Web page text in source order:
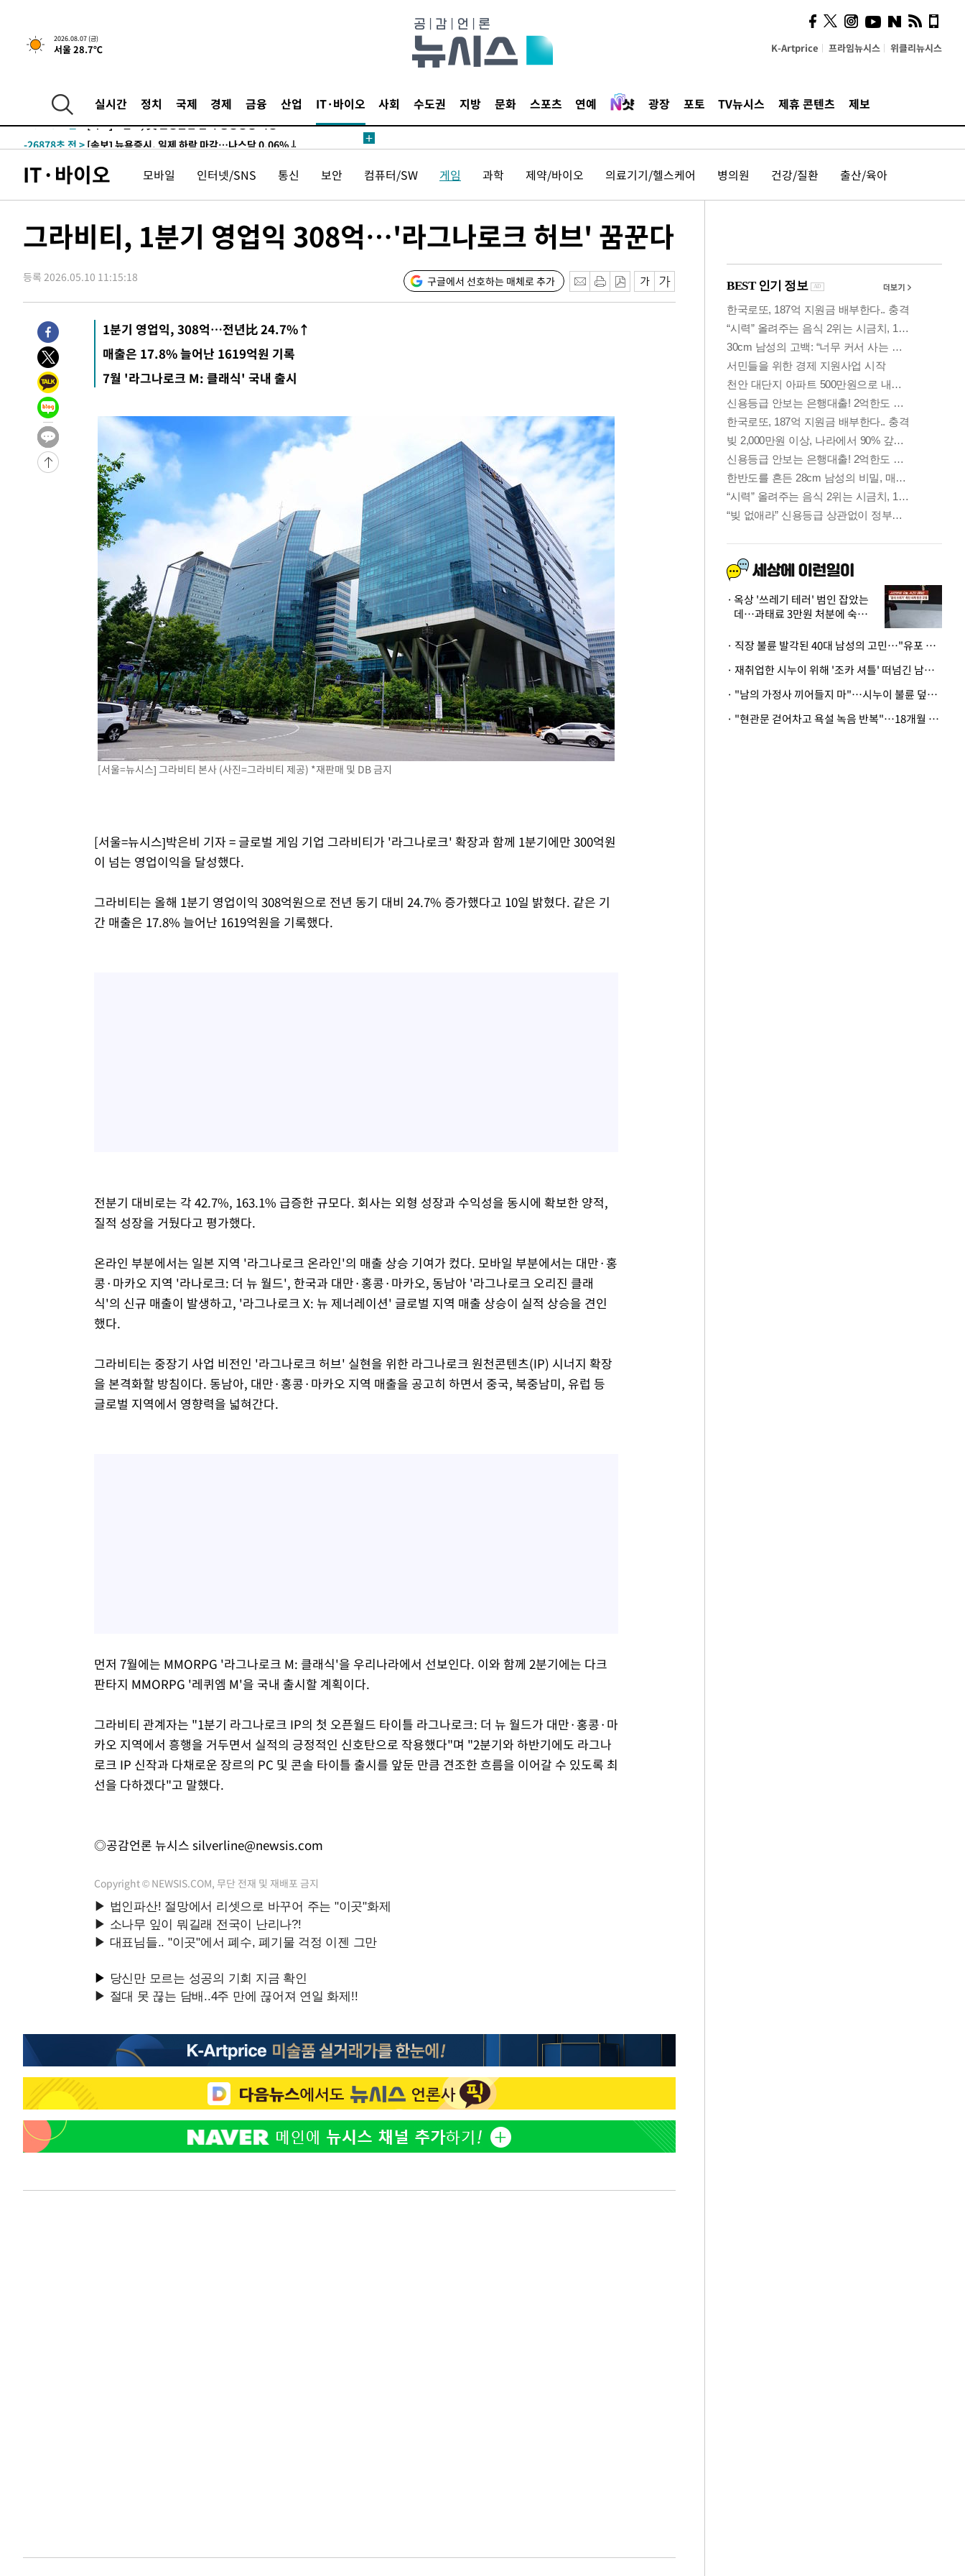
2026.08.07 (금)
서울 28.7℃ K-Artprice 프라임뉴시스 위클리뉴시스
실시간 정치 국제 경제 금융 산업 IT·바이오 사회 수도권 지방 문화 스포츠 연예 광장 포토 TV뉴시스 제휴 콘텐츠 제보
-31027초 전 >
[속보]美, 폴리실리콘 수입 규제…파생제품 15% 관세, 120일 후
-29178초 전 >
-26878초 전 >
[속보] 뉴욕증시, 일제 하락 마감…나스닥 0.06%↓
-29178초 전 > [속보]트럼프, 美 원정출산 금지 행정명령 서명
-26878초 전 >[속보] 뉴욕증시, 일제 하락 마감…나스닥 0.06%↓
IT·바이오 모바일 인터넷/SNS 통신 보안 컴퓨터/SW 게임 과학 제약/바이오 의료기기/헬스케어 병의원 건강/질환 출산/육아
그라비티, 1분기 영업익 308억…'라그나로크 허브' 꿈꾼다
등록 2026.05.10 11:15:18 구글에서 선호하는 매체로 추가
1분기 영업익, 308억…전년比 24.7%↑
매출은 17.8% 늘어난 1619억원 기록
7월 '라그나로크 M: 클래식' 국내 출시
[서울=뉴시스] 그라비티 본사 (사진=그라비티 제공) *재판매 및 DB 금지
[서울=뉴시스]박은비 기자 = 글로벌 게임 기업 그라비티가 '라그나로크' 확장과 함께 1분기에만 300억원
이 넘는 영업이익을 달성했다.
그라비티는 올해 1분기 영업이익 308억원으로 전년 동기 대비 24.7% 증가했다고 10일 밝혔다. 같은 기
간 매출은 17.8% 늘어난 1619억원을 기록했다.
전분기 대비로는 각 42.7%, 163.1% 급증한 규모다. 회사는 외형 성장과 수익성을 동시에 확보한 양적,
질적 성장을 거뒀다고 평가했다.
온라인 부분에서는 일본 지역 '라그나로크 온라인'의 매출 상승 기여가 컸다. 모바일 부분에서는 대만·홍
콩·마카오 지역 '라나로크: 더 뉴 월드', 한국과 대만·홍콩·마카오, 동남아 '라그나로크 오리진 클래
식'의 신규 매출이 발생하고, '라그나로크 X: 뉴 제너레이션' 글로벌 지역 매출 상승이 실적 상승을 견인
했다.
그라비티는 중장기 사업 비전인 '라그나로크 허브' 실현을 위한 라그나로크 원천콘텐츠(IP) 시너지 확장
을 본격화할 방침이다. 동남아, 대만·홍콩·마카오 지역 매출을 공고히 하면서 중국, 북중남미, 유럽 등
글로벌 지역에서 영향력을 넓혀간다.
먼저 7월에는 MMORPG '라그나로크 M: 클래식'을 우리나라에서 선보인다. 이와 함께 2분기에는 다크
판타지 MMORPG '레퀴엠 M'을 국내 출시할 계획이다.
그라비티 관계자는 "1분기 라그나로크 IP의 첫 오픈월드 타이틀 라그나로크: 더 뉴 월드가 대만·홍콩·마
카오 지역에서 흥행을 거두면서 실적의 긍정적인 신호탄으로 작용했다"며 "2분기와 하반기에도 라그나
로크 IP 신작과 다채로운 장르의 PC 및 콘솔 타이틀 출시를 앞둔 만큼 견조한 흐름을 이어갈 수 있도록 최
선을 다하겠다"고 말했다.
◎공감언론 뉴시스 silverline@newsis.com
Copyright © NEWSIS.COM, 무단 전재 및 재배포 금지
의견, 국토부·LH에 충실히
전달할 것"
옥상 '쓰레기 테러' 범인 잡았는
데…과태료 3만원 처분에 숙박업
· 직장 불륜 발각된 40대 남성의 고민…"유포 동료 명예훼손·협박죄 고소 가능할까"
· 재취업한 시누이 위해 '조카 셔틀' 떠넘긴 남편…아내 "난 못한다"
· "남의 가정사 끼어들지 마"…시누이 불륜 덮으려는 남편에 억울한 아내
· "현관문 걷어차고 욕설 녹음 반복"…18개월 아기 키우는 집 뒤흔든 '앞집의 비극'